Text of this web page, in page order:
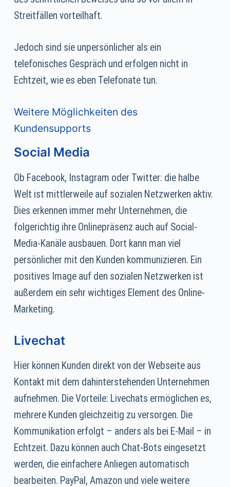
Streitfällen vorteilhaft.
Jedoch sind sie unpersönlicher als ein
telefonisches Gespräch und erfolgen nicht in
Echtzeit, wie es eben Telefonate tun.
Weitere Möglichkeiten des
Kundensupports
Social Media
Ob Facebook, Instagram oder Twitter: die halbe
Welt ist mittlerweile auf sozialen Netzwerken aktiv.
Dies erkennen immer mehr Unternehmen, die
folgerichtig ihre Onlinepräsenz auch auf Social-
Media-Kanäle ausbauen. Dort kann man viel
persönlicher mit den Kunden kommunizieren. Ein
positives Image auf den sozialen Netzwerken ist
außerdem ein sehr wichtiges Element des Online-
Marketing.
Livechat
Hier können Kunden direkt von der Webseite aus
Kontakt mit dem dahinterstehenden Unternehmen
aufnehmen. Die Vorteile: Livechats ermöglichen es,
mehrere Kunden gleichzeitig zu versorgen. Die
Kommunikation erfolgt – anders als bei E-Mail – in
Echtzeit. Dazu können auch Chat-Bots eingesetzt
werden, die einfachere Anliegen automatisch
bearbeiten. PayPal, Amazon und viele weitere